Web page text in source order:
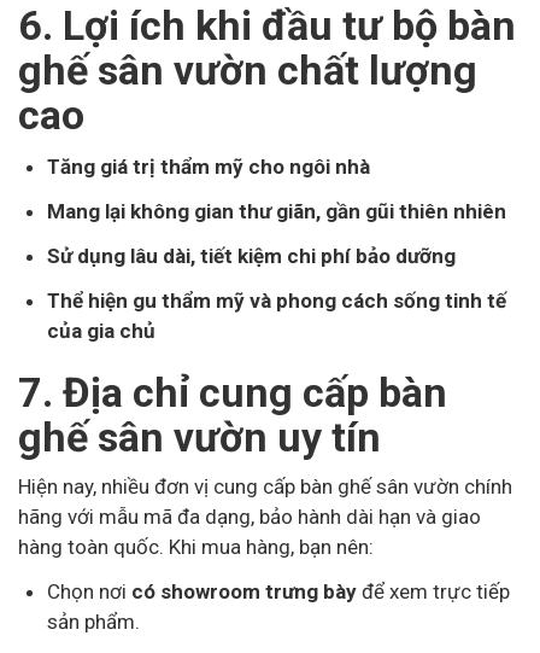
6. Lợi ích khi đầu tư bộ bàn
ghế sân vườn chất lượng
cao
Tăng giá trị thẩm mỹ cho ngôi nhà
Mang lại không gian thư giãn, gần gũi thiên nhiên
Sử dụng lâu dài, tiết kiệm chi phí bảo dưỡng
Thể hiện gu thẩm mỹ và phong cách sống tinh tế
của gia chủ
7. Địa chỉ cung cấp bàn
ghế sân vườn uy tín
Hiện nay, nhiều đơn vị cung cấp bàn ghế sân vườn chính
hãng với mẫu mã đa dạng, bảo hành dài hạn và giao
hàng toàn quốc. Khi mua hàng, bạn nên:
Chọn nơi có showroom trưng bày để xem trực tiếp
sản phẩm.